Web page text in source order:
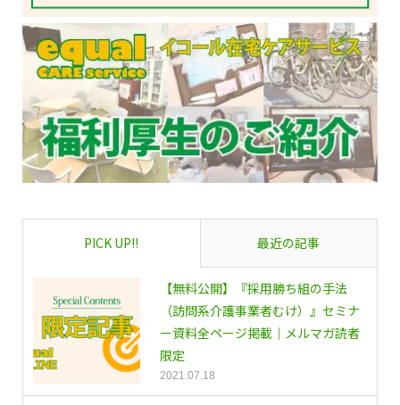
PICK UP!! 最近の記事
【無料公開】『採用勝ち組の手法
（訪問系介護事業者むけ）』セミナ
ー資料全ページ掲載｜メルマガ読者
限定
2021.07.18